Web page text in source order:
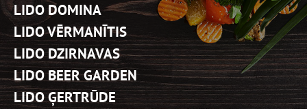
LIDO DOMINA
LIDO VĒRMANĪTIS
LIDO DZIRNAVAS
LIDO BEER GARDEN
LIDO ĢERTRŪDE